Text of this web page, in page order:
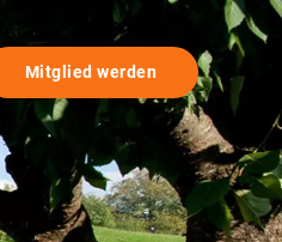
Mitglied werden